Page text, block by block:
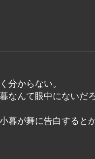
分からない。
なんて眼中にないだ
暮が舞に告白すると